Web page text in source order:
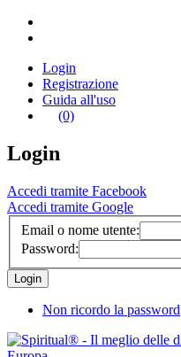
Login
Registrazione
Guida all'uso
(0)
Login
Accedi tramite Facebook
Accedi tramite Google
Email o nome utente:
Password:
Non ricordo la password